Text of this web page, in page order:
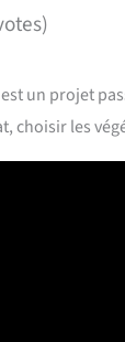
un projet
choisir les